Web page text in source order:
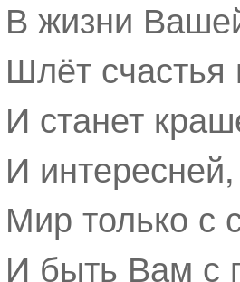
В жизни
Шлёт счастья
И станет
И интересней,
Мир только с
И быть Вам с